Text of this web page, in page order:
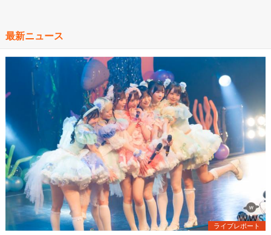
最新ニュース
ライブレポート